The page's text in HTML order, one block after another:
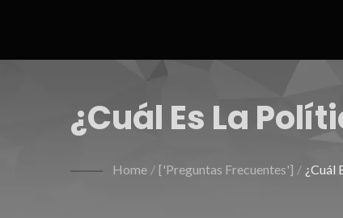
¿Cuál Es La
Productos De
Home / ['Preguntas Frecuentes'] / ¿Cuál